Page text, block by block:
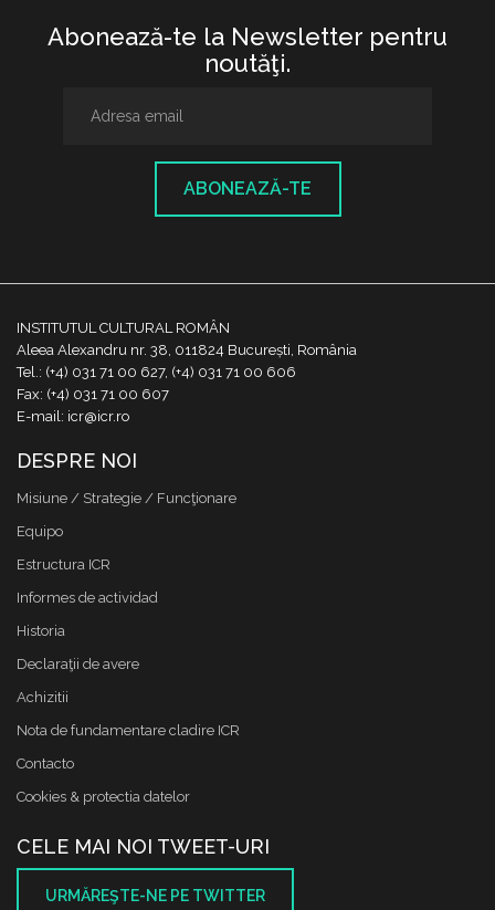
Abonează-te la Newsletter pentru
noutăţi.
ABONEAZĂ-TE
INSTITUTUL CULTURAL ROMÂN
Aleea Alexandru nr. 38, 011824 București, România
Tel.: (+4) 031 71 00 627, (+4) 031 71 00 606
Fax: (+4) 031 71 00 607
E-mail: icr@icr.ro
DESPRE NOI
Misiune / Strategie / Funcţionare
Equipo
Estructura ICR
Informes de actividad
Historia
Declaraţii de avere
Achizitii
Nota de fundamentare cladire ICR
Contacto
Cookies & protectia datelor
CELE MAI NOI TWEET-URI
URMĂREŞTE-NE PE TWITTER